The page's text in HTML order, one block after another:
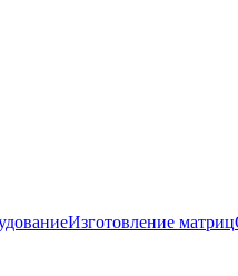
Изготовление матриц